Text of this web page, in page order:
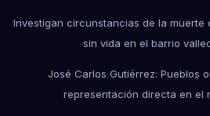
Investigan circunstancias de la muerte
sin vida en el barrio
José Carlos Gutiérrez: Pueblos
representación directa en el